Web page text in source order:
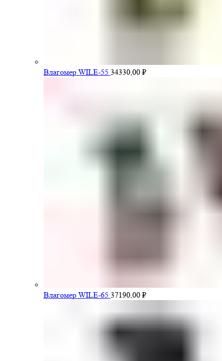
Влагомер WILE-55 34330,00 ₽
Влагомер WILE-65 37190,00 ₽